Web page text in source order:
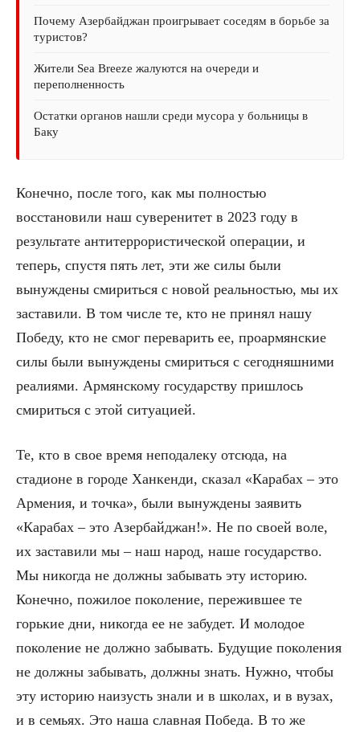
Почему Азербайджан проигрывает соседям в борьбе за
туристов?
Жители Sea Breeze жалуются на очереди и
переполненность
Остатки органов нашли среди мусора у больницы в
Баку
Конечно, после того, как мы полностью
восстановили наш суверенитет в 2023 году в
результате антитеррористической операции, и
теперь, спустя пять лет, эти же силы были
вынуждены смириться с новой реальностью, мы их
заставили. В том числе те, кто не принял нашу
Победу, кто не смог переварить ее, проармянские
силы были вынуждены смириться с сегодняшними
реалиями. Армянскому государству пришлось
смириться с этой ситуацией.
Те, кто в свое время неподалеку отсюда, на
стадионе в городе Ханкенди, сказал «Карабах – это
Армения, и точка», были вынуждены заявить
«Карабах – это Азербайджан!». Не по своей воле,
их заставили мы – наш народ, наше государство.
Мы никогда не должны забывать эту историю.
Конечно, пожилое поколение, пережившее те
горькие дни, никогда ее не забудет. И молодое
поколение не должно забывать. Будущие поколения
не должны забывать, должны знать. Нужно, чтобы
эту историю наизусть знали и в школах, и в вузах,
и в семьях. Это наша славная Победа. В то же